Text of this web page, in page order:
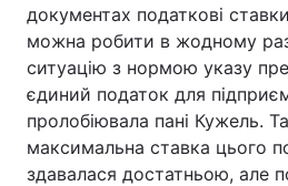
документах податкові
можна робити в жодному
ситуацію з нормою указу
єдиний податок для
пролобіювала пані Кужель.
максимальна ставка цього
здавалася достатньою, але